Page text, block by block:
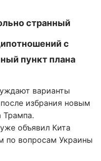
странный
с
пункт плана
варианты
избрания новым
объявил Кита
по вопросам Украины